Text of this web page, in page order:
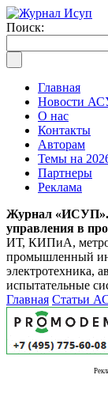
Поиск:
Главная
Новости
О нас
Контакты
Авторам
Темы на
Партнеры
Реклама
Журнал «ИСУП».
управления в
ИТ, КИПиА,
промышленный
электротехника,
испытательные
Главная Статьи